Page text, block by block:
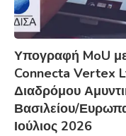
Υπογραφή MoU
Connecta Vertex
Διαδρόμου
Βασιλείου/
Ιούλιος 2026